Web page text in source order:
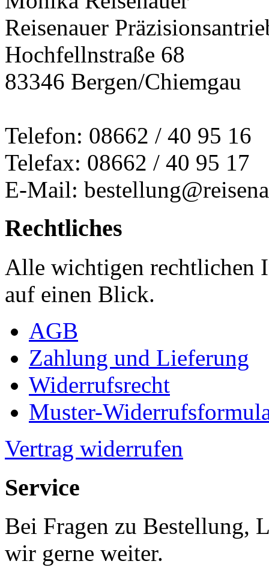
Reisenauer
Hochfellnstraße 68
83346 Bergen/Chiemgau
Telefon: 08662 / 40 95 16
Telefax: 08662 / 40 95 17
E-Mail:
Rechtliches
Alle wichtigen rechtlichen
auf einen Blick.
AGB
Zahlung und Lieferung
Widerrufsrecht
Muster-
Vertrag widerrufen
Service
Bei Fragen zu Bestellung,
wir gerne weiter.